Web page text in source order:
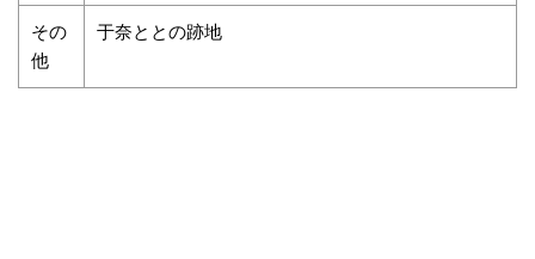
その
他
于奈ととの跡地